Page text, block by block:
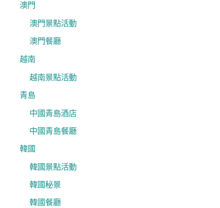
澳門
澳門景點活動
澳門餐廳
越南
越南景點活動
青島
中國青島酒店
中國青島餐廳
韓國
韓國景點活動
韓國秘景
韓國餐廳